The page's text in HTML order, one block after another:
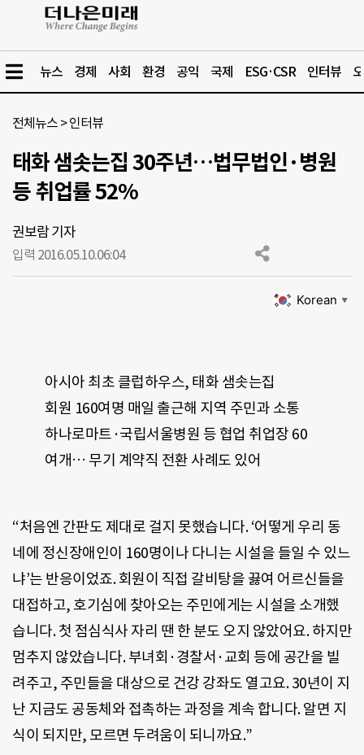
뉴스 경제 사회 환경 공익 국제 ESG·CSR 인터뷰
전체뉴스 >인터뷰
태화 샘솟는집 30주년…법무법인·병원
등 취업률 52%
권보람 기자
입력 2016.05.10.06:04
Korean ▼
아시아 최초 클럽하우스, 태화 샘솟는집
회원 160여명 매일 출근해 지역 주민과 소통
하나로마트·국립서울병원 등 협업 취업장 60
여개… 무기 계약직 전환 사례도 있어
“처음엔 간판도 제대로 걸지 못했습니다. ‘어떻게 우리 동
네에 정신장애인이 160명이나 다니는 시설을 들일 수 있느
냐’는 반응이었죠. 회원이 직접 갈비탕을 끓여 어르신들을
대접하고, 호기심에 찾아오는 주민에게는 시설을 소개했
습니다. 첫 점심식사 자리 땐 한 분도 오지 않았어요. 하지만
멈추지 않았습니다. 부녀회·경찰서·교회 등에 공간을 빌
려주고, 주민들을 대상으로 건강 강좌도 열고요. 30년이 지
난 지금도 공동체와 접촉하는 과정을 계속 합니다. 알면 지
식이 되지만, 모르면 두려움이 되니까요.”